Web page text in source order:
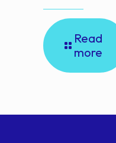
Read
more